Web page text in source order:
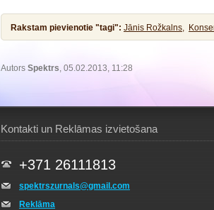
Rakstam pievienotie "tagi": Jānis Rožkalns,
Autors Spektrs, 05.02.2013, 11:28
Kontakti un Reklāmas izvietošana
+371 26111813
spektrszurnals@gmail.com
Reklāma